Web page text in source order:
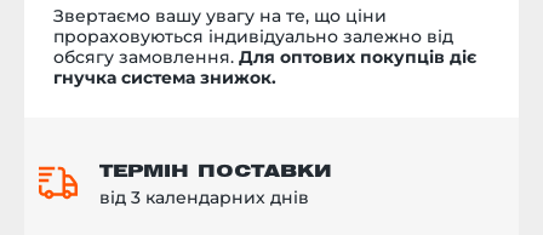
Звертаємо вашу увагу на те, що ціни
прораховуються індивідуально залежно від
обсягу замовлення. Для оптових покупців діє
гнучка система знижок.
ТЕРМІН ПОСТАВКИ
від 3 календарних днів